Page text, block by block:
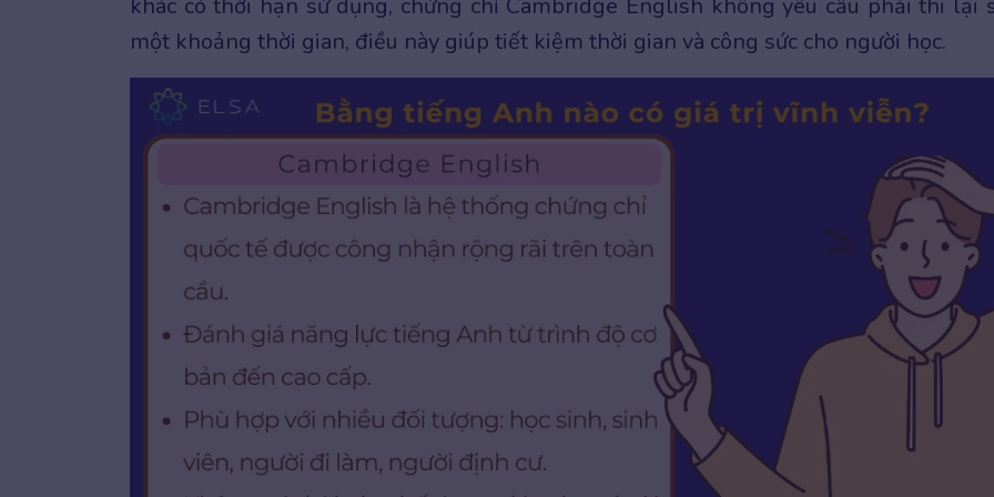
khác có thời hạn sử dụng, chứng chỉ Cambridge English không yêu cầu phải thi lại
một khoảng thời gian, điều này giúp tiết kiệm thời gian và công sức cho người học.